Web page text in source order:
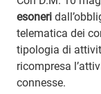
esoneri
telematica dei
tipologia di
ricompresa
connesse.